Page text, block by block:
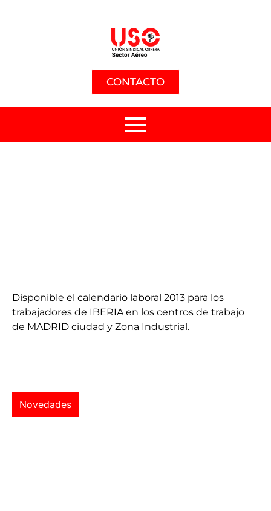
CONTACTO
Disponible el calendario laboral 2013 para los
trabajadores de IBERIA en los centros de trabajo
de MADRID ciudad y Zona Industrial.
Novedades